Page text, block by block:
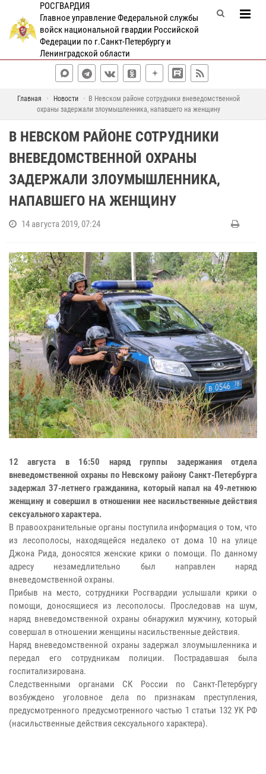
РОСГВАРДИЯ
Главное управление Федеральной службы
войск национальной гвардии Российской
Федерации по г.Санкт-Петербургу и
Ленинградской области
Главная Новости
В Невском районе сотрудники вневедомственной
охраны задержали злоумышленника, напавшего на женщину
В НЕВСКОМ РАЙОНЕ СОТРУДНИКИ
ВНЕВЕДОМСТВЕННОЙ ОХРАНЫ
ЗАДЕРЖАЛИ ЗЛОУМЫШЛЕННИКА,
НАПАВШЕГО НА ЖЕНЩИНУ
14 августа 2019, 07:24
12 августа в 16:50 наряд группы задержания отдела
вневедомственной охраны по Невскому району Санкт-Петербурга
задержал 37-летнего гражданина, который напал на 49-летнюю
женщину и совершил в отношении нее насильственные действия
сексуального характера.
В правоохранительные органы поступила информация о том, что
из лесополосы, находящейся недалеко от дома 10 на улице
Джона Рида, доносятся женские крики о помощи. По данному
адресу незамедлительно был направлен наряд
вневедомственной охраны.
Прибыв на место, сотрудники Росгвардии услышали крики о
помощи, доносящиеся из лесополосы. Проследовав на шум,
наряд вневедомственной охраны обнаружил мужчину, который
совершал в отношении женщины насильственные действия.
Наряд вневедомственной охраны задержал злоумышленника и
передал его сотрудникам полиции. Пострадавшая была
госпитализирована.
Следственными органами СК России по Санкт-Петербургу
возбуждено уголовное дела по признакам преступления,
предусмотренного предусмотренного частью 1 статьи 132 УК РФ
(насильственные действия сексуального характера).